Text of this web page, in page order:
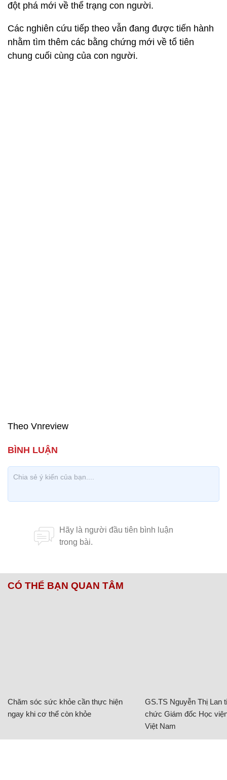
đột phá mới về thể trạng con người.
Các nghiên cứu tiếp theo vẫn đang được tiến hành
nhằm tìm thêm các bằng chứng mới về tổ tiên
chung cuối cùng của con người.
Theo Vnreview
CÓ THỂ BẠN QUAN TÂM
Chăm sóc sức khỏe cần thực hiện
ngay khi cơ thể còn khỏe
GS.TS Nguyễn Thị Lan
chức Giám đốc Học
Việt Nam